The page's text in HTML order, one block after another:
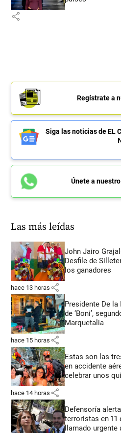
share
Regístrate a
Siga las noticias de EL
Únete a
Las más leídas
John Jairo
Desfile de
los ganadores
hace 13 horas share
Presidente De
de ‘Boni’,
Marquetalia
hace 15 horas share
Estas son las
en accidente
celebrar unos
hace 14 horas share
Defensoría
terroristas en 11
llamado